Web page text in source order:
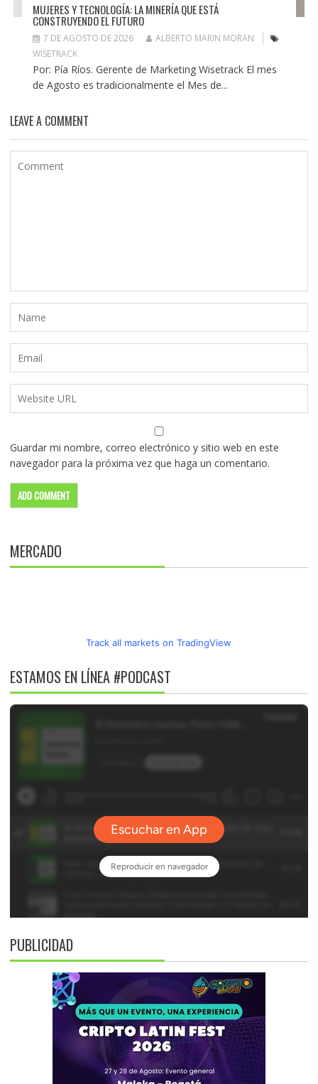
MUJERES Y TECNOLOGÍA: LA MINERÍA QUE ESTÁ
CONSTRUYENDO EL FUTURO
7 DE AGOSTO DE 2026
ALBERTO MARIN MORAN
WISETRACK
Por: Pía Ríos. Gerente de Marketing Wisetrack El mes
de Agosto es tradicionalmente el Mes de...
LEAVE A COMMENT
Guardar mi nombre, correo electrónico y sitio web en este
navegador para la próxima vez que haga un comentario.
MERCADO
Track all markets on TradingView
ESTAMOS EN LÍNEA #PODCAST
PUBLICIDAD